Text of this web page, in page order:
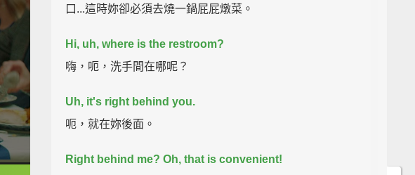
口...這時妳卻必須去燒一鍋屁屁燉菜。
Hi, uh, where is the restroom?
嗨，呃，洗手間在哪呢？
Uh, it's right behind you.
呃，就在妳後面。
Right behind me? Oh, that is convenient!